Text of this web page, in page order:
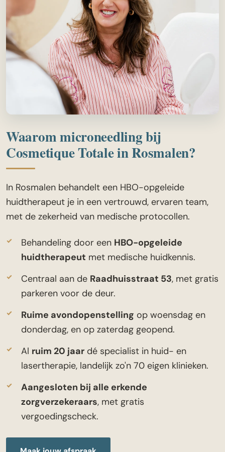
Waarom microneedling bij
Cosmetique Totale in Rosmalen?
In Rosmalen behandelt een HBO-opgeleide
huidtherapeut je in een vertrouwd, ervaren team,
met de zekerheid van medische protocollen.
Behandeling door een HBO-opgeleide
huidtherapeut met medische huidkennis.
Centraal aan de Raadhuisstraat 53, met gratis
parkeren voor de deur.
Ruime avondopenstelling op woensdag en
donderdag, en op zaterdag geopend.
Al ruim 20 jaar dé specialist in huid- en
lasertherapie, landelijk zo'n 70 eigen klinieken.
Aangesloten bij alle erkende
zorgverzekeraars, met gratis
vergoedingscheck.